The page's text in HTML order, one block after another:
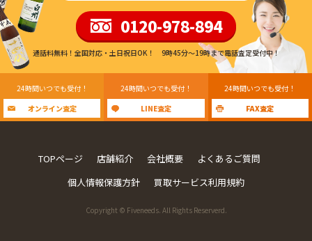
0120-978-894
通話料無料！全国対応・土日祝日OK！ 9時45分〜19時まで電話査定受付中！
24時間いつでも受付！
オンライン査定
24時間いつでも受付！
LINE査定
24時間いつでも受付！
FAX査定
TOPページ 店舗紹介 会社概要
よくあるご質問
個人情報保護方針
買取サービス利用規約
Copyright © Fiveneeds. All Rights Reserverd.